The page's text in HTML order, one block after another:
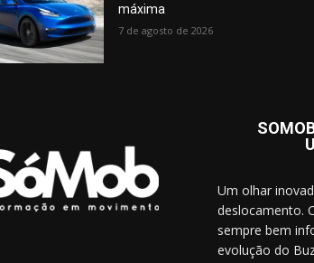
máxima
7 de agosto de 2026
Um olhar
deslocamento.
sempre bem
evolução do